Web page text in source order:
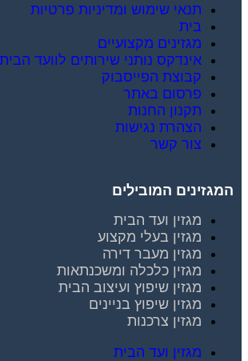
תנאי שימוש ומדיניות פרטיות
בית
מגזינים מקצועיים
אינדקס נותני שירותים לוועד הבית
קבוצת הפייסבוק
פרסום באתר
תקנון החנות
הצהרת נגישות
צור קשר
המגזינים המובילים
מגזין ועד הבית
מגזין בעלי מקצוע
מגזין מעבר דירה
מגזין כלכלה ומשכנתאות
מגזין שיפוץ ועיצוב הבית
מגזין שיפוץ בניינים
מגזין צרכנות
מגזין ועד הבית